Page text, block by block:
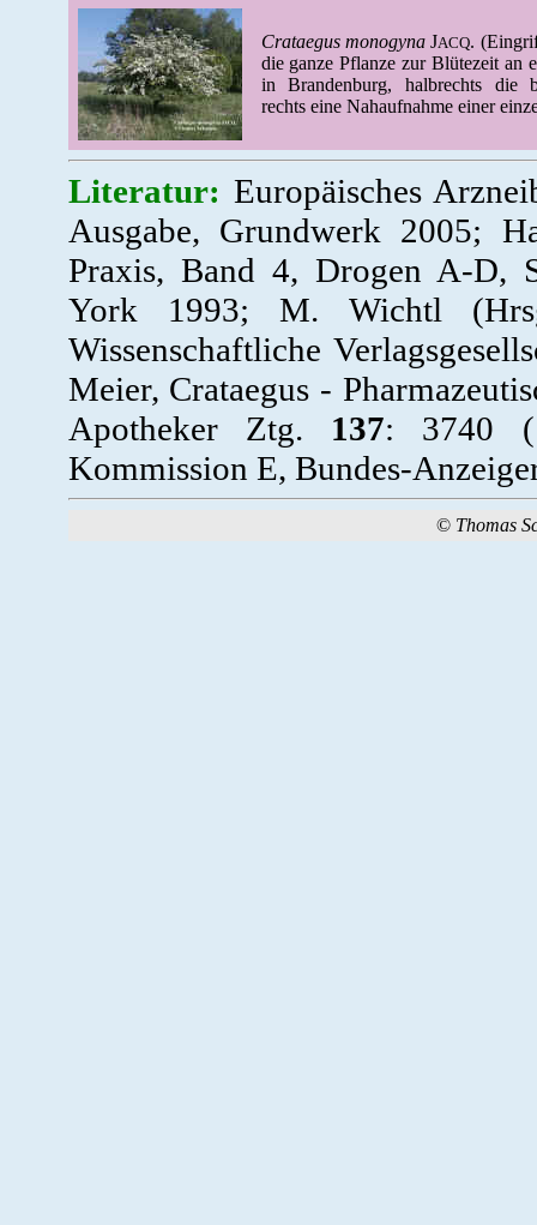
Crataegus monogynaJACQ.
die ganze Pflanze zur Blütezeit an
in Brandenburg, halbrechts die
rechts eine Nahaufnahme einer
Literatur: Europäisches
Ausgabe, Grundwerk 2005;
Praxis, Band 4, Drogen A-D,
York 1993; M. Wichtl
Wissenschaftliche
Meier, Crataegus -
Apotheker Ztg. 137: 3740
Kommission E, Bundes-
© Thomas